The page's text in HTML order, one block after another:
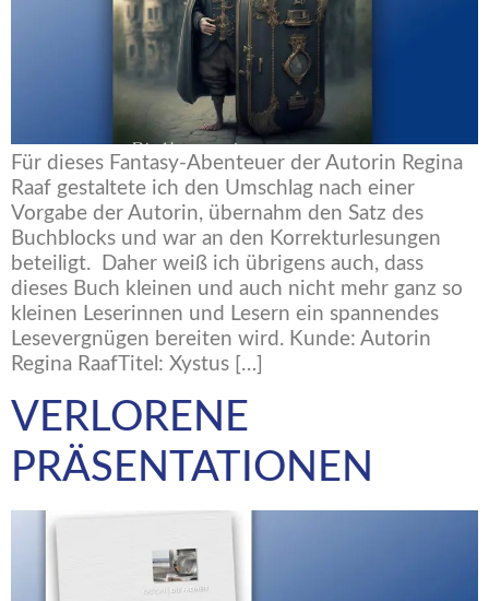
Für dieses Fantasy-Abenteuer der Autorin Regina
Raaf gestaltete ich den Umschlag nach einer
Vorgabe der Autorin, übernahm den Satz des
Buchblocks und war an den Korrekturlesungen
beteiligt. Daher weiß ich übrigens auch, dass
dieses Buch kleinen und auch nicht mehr ganz so
kleinen Leserinnen und Lesern ein spannendes
Lesevergnügen bereiten wird. Kunde: Autorin
Regina RaafTitel: Xystus […]
VERLORENE
PRÄSENTATIONEN